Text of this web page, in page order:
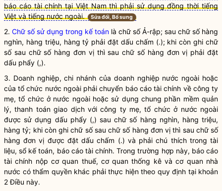
báo cáo tài chính tại Việt Nam thì phải sử dụng đồng thời tiếng
Việt và tiếng nước ngoài.
Sửa đổi, Bổ sung
2. Chữ số sử dụng trong kế toán là chữ số Ả-rập; sau chữ số hàng
nghìn, hàng triệu, hàng tỷ phải đặt dấu chấm (.); khi còn ghi chữ
số sau chữ số hàng đơn vị thì sau chữ số hàng đơn vị phải đặt
dấu phẩy (,).
3. Doanh nghiệp, chi nhánh của doanh nghiệp nước ngoài hoặc
của tổ chức nước ngoài phải chuyển báo cáo tài chính về công ty
mẹ, tổ chức ở nước ngoài hoặc sử dụng chung phần mềm quản
lý, thanh toán giao dịch với công ty mẹ, tổ chức ở nước ngoài
được sử dụng dấu phẩy (,) sau chữ số hàng nghìn, hàng triệu,
hàng tỷ; khi còn ghi chữ số sau chữ số hàng đơn vị thì sau chữ số
hàng đơn vị được đặt dấu chấm (.) và phải chú thích trong tài
liệu, sổ kế toán, báo cáo tài chính. Trong trường hợp này, báo cáo
tài chính nộp cơ quan thuế, cơ quan thống kê và cơ quan nhà
nước có thẩm quyềnkhác phải thực hiện theo quy định tại khoản
2 Điều này.